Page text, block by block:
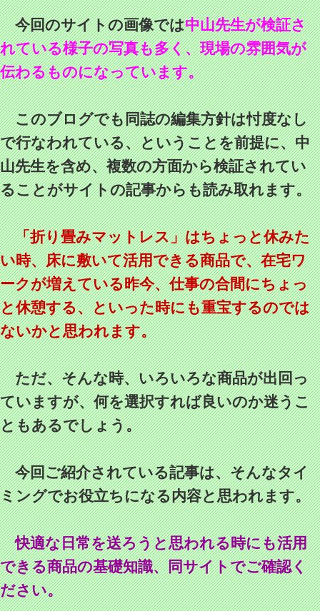
今回のサイトの画像では中山先生が検証さ
れている様子の写真も多く、現場の雰囲気が
伝わるものになっています。
このブログでも同誌の編集方針は忖度なし
で行なわれている、ということを前提に、中
山先生を含め、複数の方面から検証されてい
ることがサイトの記事からも読み取れます。
「折り畳みマットレス」はちょっと休みた
い時、床に敷いて活用できる商品で、在宅ワ
ークが増えている昨今、仕事の合間にちょっ
と休憩する、といった時にも重宝するのでは
ないかと思われます。
ただ、そんな時、いろいろな商品が出回っ
ていますが、何を選択すれば良いのか迷うこ
ともあるでしょう。
今回ご紹介されている記事は、そんなタイ
ミングでお役立ちになる内容と思われます。
快適な日常を送ろうと思われる時にも活用
できる商品の基礎知識、同サイトでご確認く
ださい。